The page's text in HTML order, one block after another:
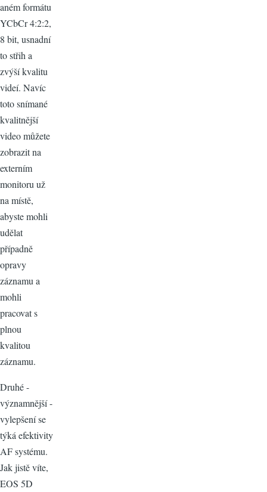
aném formátu
YCbCr 4:2:2,
8 bit, usnadní
to střih a
zvýší kvalitu
videí. Navíc
toto snímané
kvalitnější
video můžete
zobrazit na
externím
monitoru už
na místě,
abyste mohli
udělat
případně
opravy
záznamu a
mohli
pracovat s
plnou
kvalitou
záznamu.
Druhé -
významnější -
vylepšení se
týká efektivity
AF systému.
Jak jistě víte,
EOS 5D